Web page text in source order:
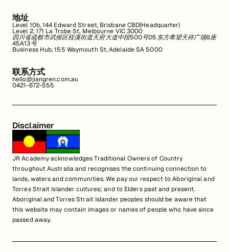
地址
Level 10b, 144 Edward Street, Brisbane CBD(Headquarter)
Level 2, 171 La Trobe St, Melbourne VIC 3000
四川省成都市武侯区桂溪街道天府大道中段500号D5东方希望天祥广场B座
45A13号
Business Hub, 155 Waymouth St, Adelaide SA 5000
联系方式
hello@jiangren.com.au
0421-672-555
Disclaimer
JR Academy acknowledges Traditional Owners of Country
throughout Australia and recognises the continuing connection to
lands, waters and communities. We pay our respect to Aboriginal and
Torres Strait Islander cultures; and to Elders past and present.
Aboriginal and Torres Strait Islander peoples should be aware that
this website may contain images or names of people who have since
passed away.